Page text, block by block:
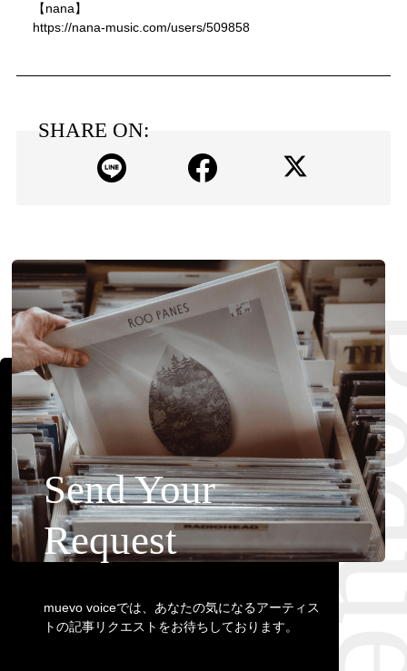
【nana】
https://nana-music.com/users/509858
SHARE ON:
Send Your
Request
muevo voiceでは、あなたの気になるアーティス
トの記事リクエストをお待ちしております。